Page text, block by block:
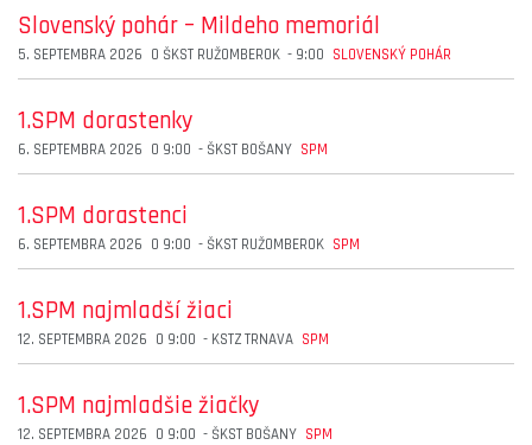
Slovenský pohár – Mildeho memoriál
5. SEPTEMBRA 2026 O ŠKST RUŽOMBEROK - 9:00 SLOVENSKÝ POHÁR
1.SPM dorastenky
6. SEPTEMBRA 2026 O 9:00 - ŠKST BOŠANY SPM
1.SPM dorastenci
6. SEPTEMBRA 2026 O 9:00 - ŠKST RUŽOMBEROK SPM
1.SPM najmladší žiaci
12. SEPTEMBRA 2026 O 9:00 - KSTZ TRNAVA SPM
1.SPM najmladšie žiačky
12. SEPTEMBRA 2026 O 9:00 - ŠKST BOŠANY SPM